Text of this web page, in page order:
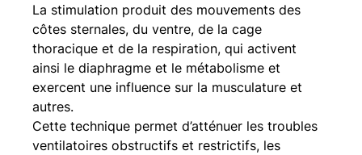
La stimulation produit des mouvements des
côtes sternales, du ventre, de la cage
thoracique et de la respiration, qui activent
ainsi le diaphragme et le métabolisme et
exercent une influence sur la musculature et
autres.
Cette technique permet d’atténuer les troubles
ventilatoires obstructifs et restrictifs, les